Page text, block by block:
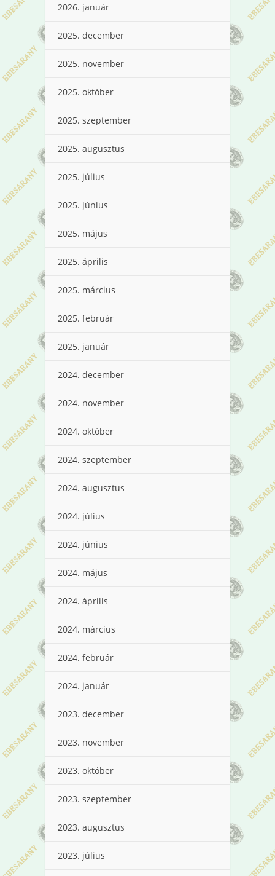
2026. január
2025. december
2025. november
2025. október
2025. szeptember
2025. augusztus
2025. július
2025. június
2025. május
2025. április
2025. március
2025. február
2025. január
2024. december
2024. november
2024. október
2024. szeptember
2024. augusztus
2024. július
2024. június
2024. május
2024. április
2024. március
2024. február
2024. január
2023. december
2023. november
2023. október
2023. szeptember
2023. augusztus
2023. július